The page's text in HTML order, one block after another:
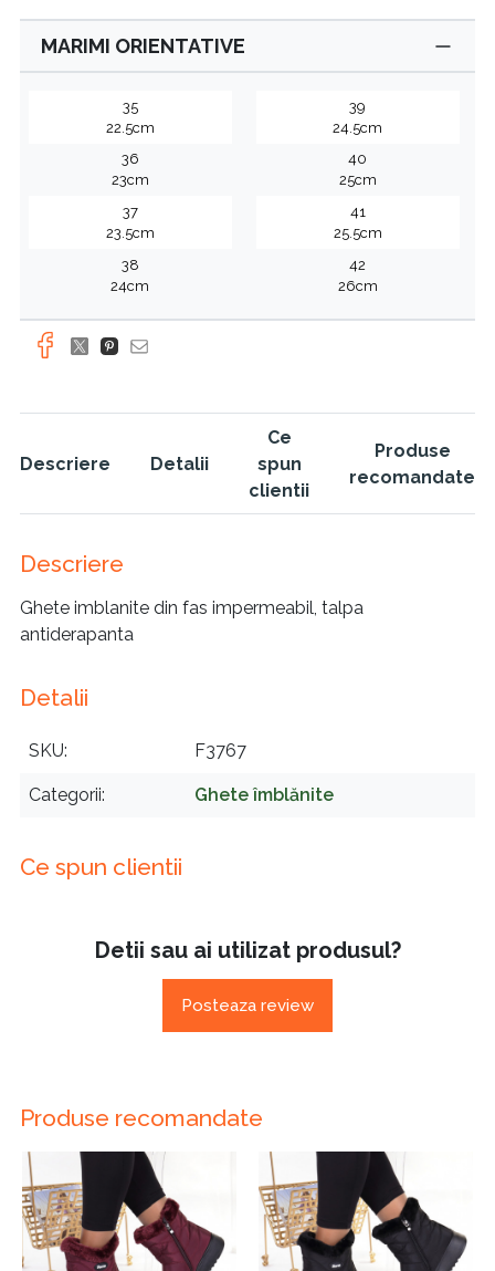
MARIMI ORIENTATIVE
35
22.5cm
36
23cm
37
23.5cm
38
24cm
39
24.5cm
40
25cm
41
25.5cm
42
26cm
Descriere Detalii
Ce
spun
clientii
Produse
recomandate
Descriere
Ghete imblanite din fas impermeabil, talpa
antiderapanta
Detalii
SKU F3767
Categorii Ghete îmblănite
Ce spun clientii
Detii sau ai utilizat produsul?
Posteaza review
Produse recomandate